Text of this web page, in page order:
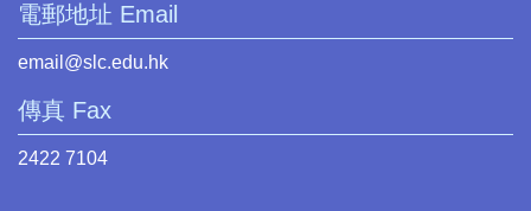
電郵地址 Email
email@slc.edu.hk
傳真 Fax
2422 7104